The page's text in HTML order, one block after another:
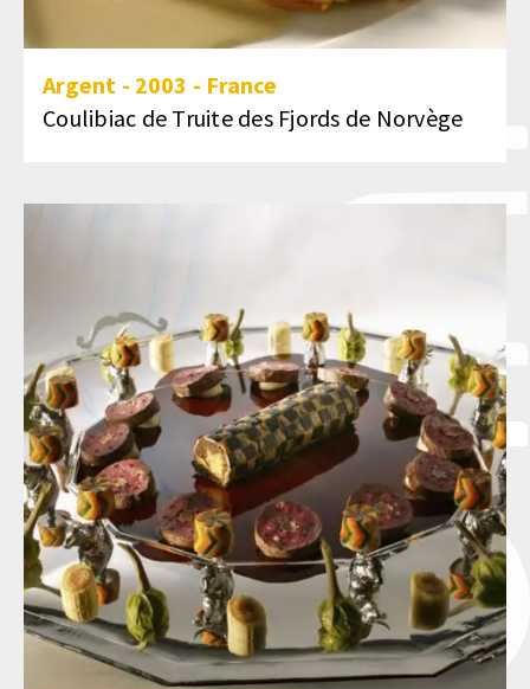
Argent - 2003 - France
Coulibiac de Truite des Fjords de Norvège